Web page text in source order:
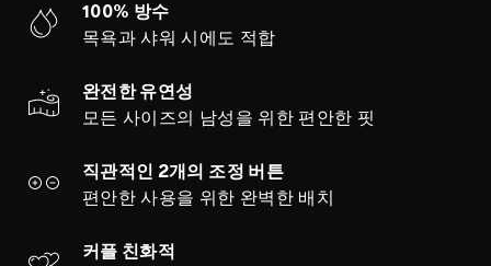
100% 방수
목욕과 샤워 시에도 적합
완전한 유연성
모든 사이즈의 남성을 위한 편안한 핏
직관적인 2개의 조정 버튼
편안한 사용을 위한 완벽한 배치
커플 친화적